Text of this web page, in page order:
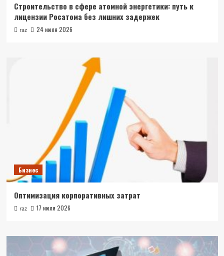
Строительство в сфере атомной энергетики: путь к
лицензии Росатома без лишних задержек
raz 24 июля 2026
Бизнес
Оптимизация корпоративных затрат
raz 17 июля 2026